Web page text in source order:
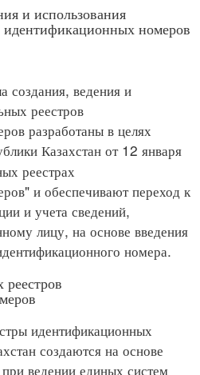
и использования
номеров
ведения и
реестров
разработаны в целях
Казахстан от 12 января
реестрах
и обеспечивают переход к
и учета сведений,
лицу, на основе введения
номера.
идентификационных
создаются на основе
ведении единых систем